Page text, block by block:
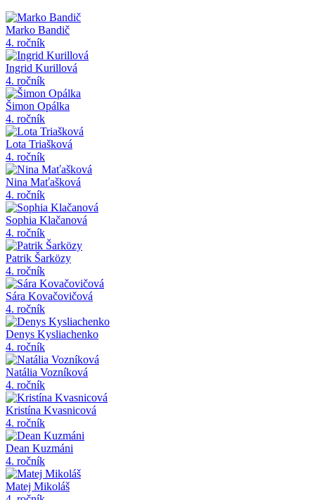
Marko Bandič
4. ročník
Ingrid Kurillová
4. ročník
Šimon Opálka
4. ročník
Lota Triašková
4. ročník
Nina Maťašková
4. ročník
Sophia Klačanová
4. ročník
Patrik Šarközy
4. ročník
Sára Kovačovičová
4. ročník
Denys Kysliachenko
4. ročník
Natália Vozníková
4. ročník
Kristína Kvasnicová
4. ročník
Dean Kuzmáni
4. ročník
Matej Mikoláš